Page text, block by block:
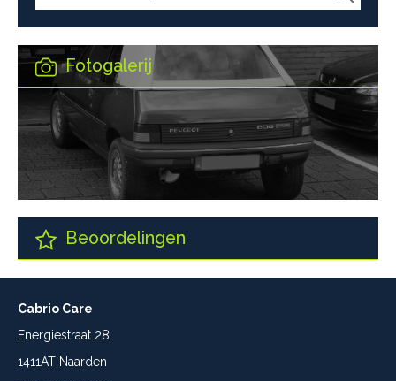
Fotogalerij
Beoordelingen
Cabrio Care
Energiestraat 28
1411AT Naarden